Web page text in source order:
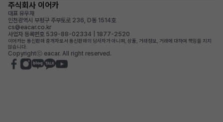
주식회사 이어카
대표 유우재
인천광역시 부평구 주부토로 236, D동 1514호
cs@eacar.co.kr
사업자 등록번호 539-88-02334 | 1877-2520
이어카는 통신판매 중개자로서 통신판매의 당사자가 아니며, 상품, 거래정보, 거래에 대하여 책임을 지지
않습니다.
Copyrightⓒ eacar. All right reserved.